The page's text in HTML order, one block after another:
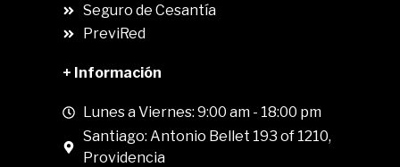
Seguro de Cesantía
PreviRed
+ Información
Lunes a Viernes: 9:00 am - 18:00 pm
Santiago: Antonio Bellet 193 of 1210,
Providencia